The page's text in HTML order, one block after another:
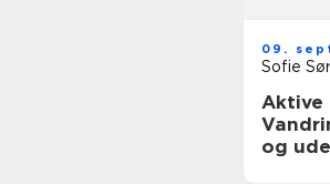
09.
Sofie
Aktive
og